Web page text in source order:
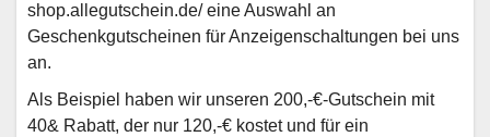
shop.allegutschein.de/ eine Auswahl an
Geschenkgutscheinen für Anzeigenschaltungen bei uns
an.
Als Beispiel haben wir unseren 200,-€-Gutschein mit
40& Rabatt, der nur 120,-€ kostet und für ein